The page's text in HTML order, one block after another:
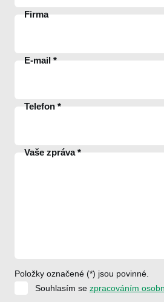
Firma
E-mail
Telefon
Vaše zpráva
Položky označené (*) jsou povinné.
Souhlasím se zpracováním